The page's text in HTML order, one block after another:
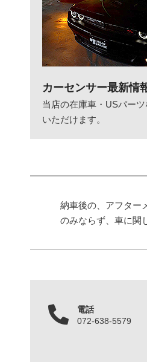
カーセンサー最新情
当店の在庫車・USパー
いただけます。
納車後の、アフター
のみならず、車に関
電話
072-638-5579